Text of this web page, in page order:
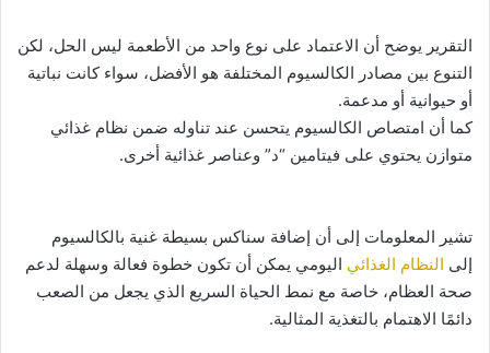
التقرير يوضح أن الاعتماد على نوع واحد من الأطعمة ليس الحل، لكن
التنوع بين مصادر الكالسيوم المختلفة هو الأفضل، سواء كانت نباتية
أو حيوانية أو مدعمة.
كما أن امتصاص الكالسيوم يتحسن عند تناوله ضمن نظام غذائي
متوازن يحتوي على فيتامين “د” وعناصر غذائية أخرى.
تشير المعلومات إلى أن إضافة سناكس بسيطة غنية بالكالسيوم
إلى النظام الغذائي اليومي يمكن أن تكون خطوة فعالة وسهلة لدعم
صحة العظام، خاصة مع نمط الحياة السريع الذي يجعل من الصعب
دائمًا الاهتمام بالتغذية المثالية.